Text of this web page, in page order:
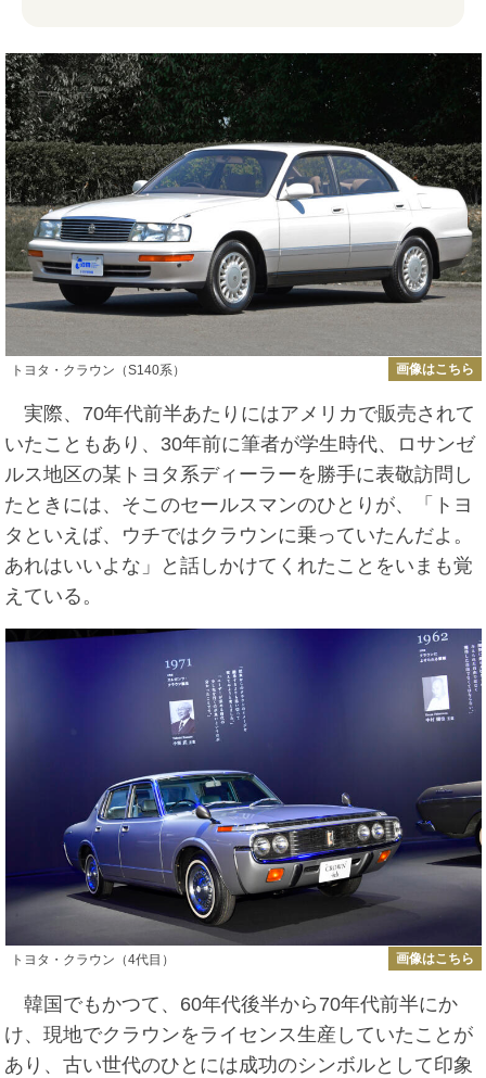
トヨタ・クラウン（S140系） 画像はこちら
実際、70年代前半あたりにはアメリカで販売されて
いたこともあり、30年前に筆者が学生時代、ロサンゼ
ルス地区の某トヨタ系ディーラーを勝手に表敬訪問し
たときには、そこのセールスマンのひとりが、「トヨ
タといえば、ウチではクラウンに乗っていたんだよ。
あれはいいよな」と話しかけてくれたことをいまも覚
えている。
トヨタ・クラウン（4代目） 画像はこちら
韓国でもかつて、60年代後半から70年代前半にか
け、現地でクラウンをライセンス生産していたことが
あり、古い世代のひとには成功のシンボルとして印象